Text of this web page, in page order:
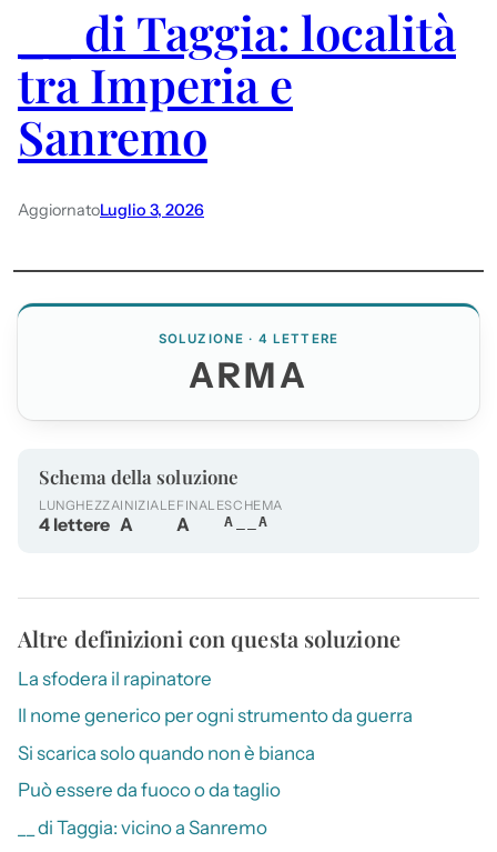
__ di Taggia: località
tra Imperia e
Sanremo
AggiornatoLuglio 3, 2026
SOLUZIONE · 4 LETTERE
ARMA
Schema della soluzione
LUNGHEZZA
4 lettere
INIZIALE
A
FINALE
A
SCHEMA
A__A
Altre definizioni con questa soluzione
La sfodera il rapinatore
Il nome generico per ogni strumento da guerra
Si scarica solo quando non è bianca
Può essere da fuoco o da taglio
__ di Taggia: vicino a Sanremo